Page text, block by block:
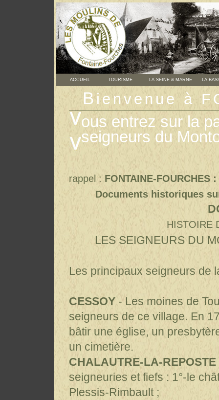
ACCUEIL TOURISME LA SEINE & MARNE LA
B ienvenue à
ous entrez sur la
seigneurs du
rappel : FONTAINE-
Documents historiques
HISTOIRE
LES SEIGNEURS DU
Les principaux seigneurs de
CESSOY - Les moines de
seigneurs de ce village. En
bâtir une église, un
un cimetière.
CHALAUTRE-LA-REPOSTE
seigneuries et fiefs : 1°-le
Plessis-Rimbault ;